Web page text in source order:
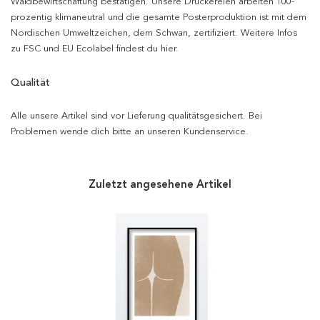
prozentig klimaneutral und die gesamte Posterproduktion ist mit dem
Nordischen Umweltzeichen, dem Schwan, zertifiziert. Weitere Infos
zu FSC und EU Ecolabel findest du hier.
Qualität
Alle unsere Artikel sind vor Lieferung qualitätsgesichert. Bei
Problemen wende dich bitte an unseren Kundenservice.
Zuletzt angesehene Artikel